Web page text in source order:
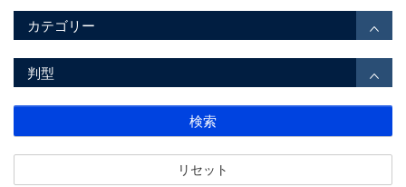
カテゴリー
判型
検索
リセット